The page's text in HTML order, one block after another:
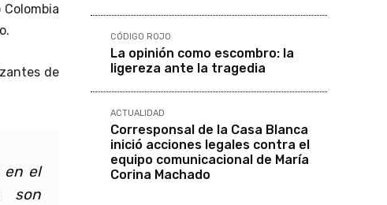
de
en el
son
CÓDIGO ROJO
La opinión como escombro: la
ligereza ante la tragedia
ACTUALIDAD
Corresponsal de la Casa Blanca
inició acciones legales contra el
equipo comunicacional de María
Corina Machado